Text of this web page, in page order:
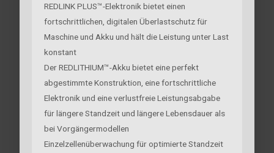
REDLINK PLUS™-Elektronik bietet einen
fortschrittlichen, digitalen Überlastschutz für
Maschine und Akku und hält die Leistung unter Last
konstant
Der REDLITHIUM™-Akku bietet eine perfekt
abgestimmte Konstruktion, eine fortschrittliche
Elektronik und eine verlustfreie Leistungsabgabe
für längere Standzeit und längere Lebensdauer als
bei Vorgängermodellen
Einzelzellenüberwachung für optimierte Standzeit